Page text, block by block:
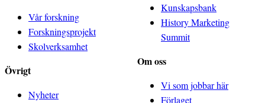
Vår forskning
Forskningsprojekt
Skolverksamhet
Övrigt
Nyheter
Kunskapsbank
History Marketing
Summit
Om oss
Vi som jobbar här
Förlaget